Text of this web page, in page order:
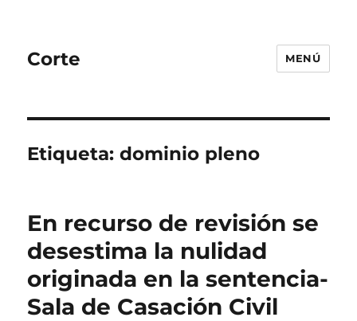
Corte MENÚ
Etiqueta:dominio pleno
En recurso de revisión se
desestima la nulidad
originada en la sentencia-
Sala de Casación Civil